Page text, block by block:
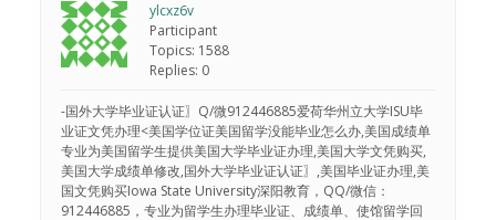
ylcxz6v
Participant
Topics: 1588
Replies: 0
-国外大学毕业证认证〗Q/微912446885爱荷华州立大学ISU毕
业证文凭办理<美国学位证美国留学没能毕业怎么办,美国成绩单
专业为美国留学生提供美国大学毕业证办理,美国大学文凭购买,
美国大学成绩单修改,国外大学毕业证认证〗,美国毕业证办理,美
国文凭购买Iowa State University深阳教育，QQ/微信：
912446885，专业为留学生办理毕业证、成绩单、使馆留学回